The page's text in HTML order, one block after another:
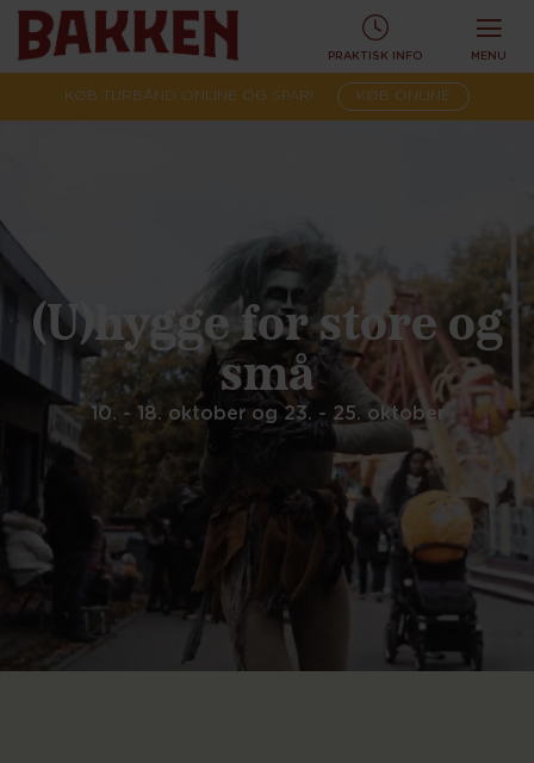
(U)hygge for store og
små
10. - 18. oktober og 23. - 25. oktober
PRAKTISK INFO MENU
KØB TURBÅND ONLINE OG SPAR! KØB ONLINE